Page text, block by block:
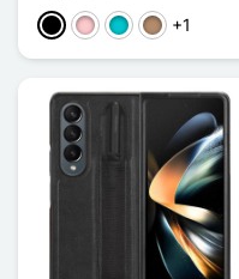
PretoRosaTurquesa
Taupe
+1